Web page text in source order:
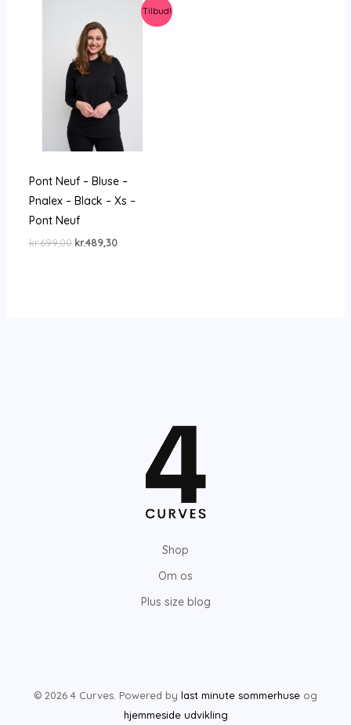
Tilbud!
Pont Neuf – Bluse –
Pnalex – Black – Xs –
Pont Neuf
kr.699,00 Den
kr.489,30Den
Shop
Om os
Plus size blog
© 2026 4 Curves. Powered by last minute sommerhuse og
hjemmeside udvikling